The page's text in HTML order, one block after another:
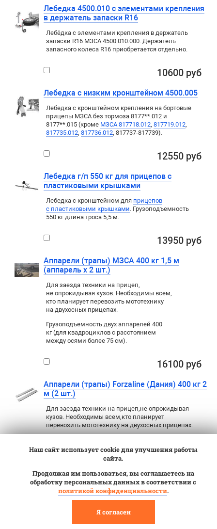
Лебедка 4500.010 с элементами крепления
в держатель запаски R16
Лебёдка с элементами крепления в держатель
запаски R16 МЗСА 4500.010.000. Держатель
запасного колеса R16 приобретается отдельно.
10600 руб
Лебедка с низким кронштейном 4500.005
Лебедка с кронштейном крепления на бортовые
прицепы МЗСА без тормоза 8177**.012 и
8177**.015 (кроме МЗСА 817718.012, 817719.012,
817735.012, 817736.012, 817737-817739).
12550 руб
Лебедка г/п 550 кг для прицепов с
пластиковыми крышками
Лебедка c кронштейном для прицепов
с пластиковыми крышками. Грузоподъемность
550 кг длина троса 5,5 м.
13950 руб
Аппарели (трапы) МЗСА 400 кг 1,5 м
(аппарель х 2 шт.)
Для заезда техники на прицеп,
не опрокидывая кузов. Необходимы всем,
кто планирует перевозить мототехнику
на двухосных прицепах.
Грузоподъемность двух аппарелей 400
кг (для квадроциклов с расстоянием
между осями более 75 см).
16100 руб
Аппарели (трапы) Forzaline (Дания) 400 кг 2
м (2 шт.)
Для заезда техники на прицеп,не опрокидывая
кузов. Необходимы всем,кто планирует
перевозить мототехнику на двухосных прицепах.
21000 руб
(аппарель х 2 шт.)
Для заезда техники на прицеп,не опрокидывая
кузов. Необходимы всем,кто планирует
перевозить мототехнику на двухосных прицепах.
Грузоподъемность двух аппарелей 400 кг
Наш сайт использует cookie для улучшения работы
сайта.
Продолжая им пользоваться, вы соглашаетесь на
обработку персональных данных в соответствии с
политикой конфиденциальности.
Я согласен